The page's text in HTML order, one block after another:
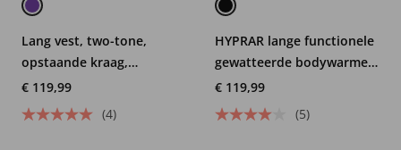
Lang vest, two-tone,
opstaande kraag,
gerecycled,
tweerichtingsrits
€ 119,99
(4)
HYPRAR lange functionele
gewatteerde bodywarmer,
opstaande kraag,
gerecycled
€ 119,99
(5)